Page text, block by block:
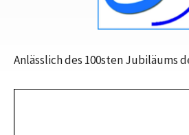
Anlässlich des 100sten Jubiläums